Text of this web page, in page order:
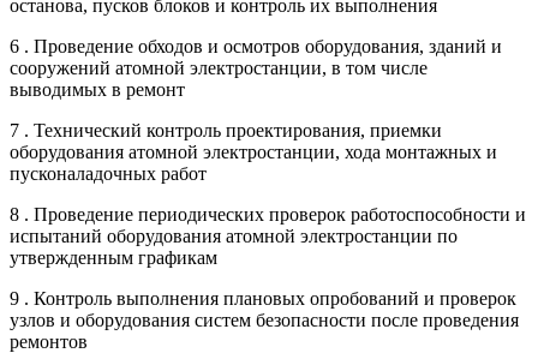
останова, пусков блоков и контроль их выполнения
6 . Проведение обходов и осмотров оборудования, зданий и
сооружений атомной электростанции, в том числе
выводимых в ремонт
7 . Технический контроль проектирования, приемки
оборудования атомной электростанции, хода монтажных и
пусконаладочных работ
8 . Проведение периодических проверок работоспособности и
испытаний оборудования атомной электростанции по
утвержденным графикам
9 . Контроль выполнения плановых опробований и проверок
узлов и оборудования систем безопасности после проведения
ремонтов